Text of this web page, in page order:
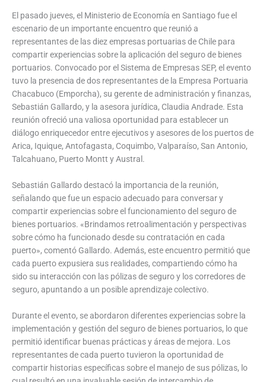
El pasado jueves, el Ministerio de Economía en Santiago fue el
escenario de un importante encuentro que reunió a
representantes de las diez empresas portuarias de Chile para
compartir experiencias sobre la aplicación del seguro de bienes
portuarios. Convocado por el Sistema de Empresas SEP, el evento
tuvo la presencia de dos representantes de la Empresa Portuaria
Chacabuco (Emporcha), su gerente de administración y finanzas,
Sebastián Gallardo, y la asesora jurídica, Claudia Andrade. Esta
reunión ofreció una valiosa oportunidad para establecer un
diálogo enriquecedor entre ejecutivos y asesores de los puertos de
Arica, Iquique, Antofagasta, Coquimbo, Valparaíso, San Antonio,
Talcahuano, Puerto Montt y Austral.
Sebastián Gallardo destacó la importancia de la reunión,
señalando que fue un espacio adecuado para conversar y
compartir experiencias sobre el funcionamiento del seguro de
bienes portuarios. «Brindamos retroalimentación y perspectivas
sobre cómo ha funcionado desde su contratación en cada
puerto», comentó Gallardo. Además, este encuentro permitió que
cada puerto expusiera sus realidades, compartiendo cómo ha
sido su interacción con las pólizas de seguro y los corredores de
seguro, apuntando a un posible aprendizaje colectivo.
Durante el evento, se abordaron diferentes experiencias sobre la
implementación y gestión del seguro de bienes portuarios, lo que
permitió identificar buenas prácticas y áreas de mejora. Los
representantes de cada puerto tuvieron la oportunidad de
compartir historias específicas sobre el manejo de sus pólizas, lo